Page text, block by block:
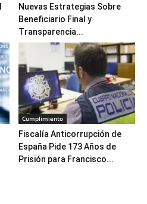
Nuevas Estrategias Sobre
Beneficiario Final y
Transparencia...
Cumplimiento
Fiscalía Anticorrupción de
España Pide 173 Años de
Prisión para Francisco...